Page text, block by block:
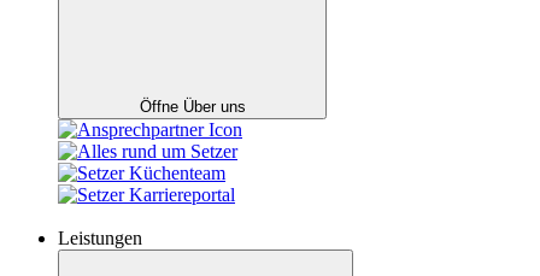
Öffne Über uns
Leistungen